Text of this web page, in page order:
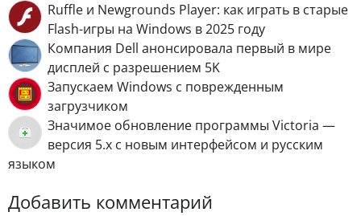
Ruffle и Newgrounds Player: как играть в старые
Flash-игры на Windows в 2025 году
Компания Dell анонсировала первый в мире
дисплей с разрешением 5K
Запускаем Windows с поврежденным
загрузчиком
Значимое обновление программы Victoria —
версия 5.х с новым интерфейсом и русским
языком
Добавить комментарий